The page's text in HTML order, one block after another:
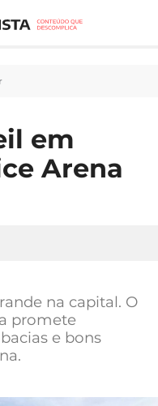
em
Arena
na capital. O
promete
e bons